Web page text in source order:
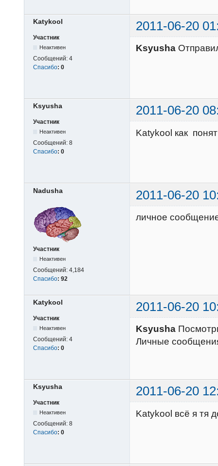
Katykool 2011-06-20
Участник
Неактивен
Сообщений: 4
Спасибо: 0
Ksyusha
Ksyusha 2011-06-20
Участник
Неактивен
Сообщений: 8
Спасибо: 0
Katykool как
Nadusha 2011-06-20
Участник
Неактивен
Сообщений: 4,184
Спасибо: 92
личное
Katykool 2011-06-20
Участник
Неактивен
Сообщений: 4
Спасибо: 0
Ksyusha
Личные
Ksyusha 2011-06-20
Участник
Неактивен
Сообщений: 8
Спасибо: 0
Katykool всё я тя